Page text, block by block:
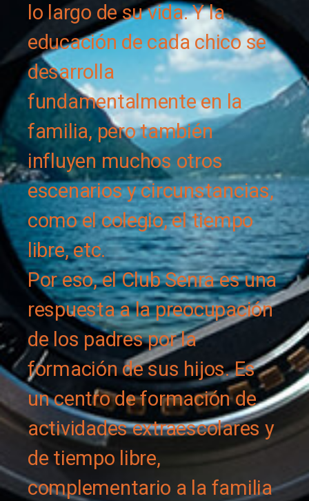
lo largo de su vida. Y la
educación de cada chico se
desarrolla
fundamentalmente en la
familia, pero también
influyen muchos otros
escenarios y circunstancias,
como el colegio, el tiempo
libre, etc.
Por eso, el Club Senra es una
respuesta a la preocupación
de los padres por la
formación de sus hijos. Es
un centro de formación de
actividades extraescolares y
de tiempo libre,
complementario a la familia